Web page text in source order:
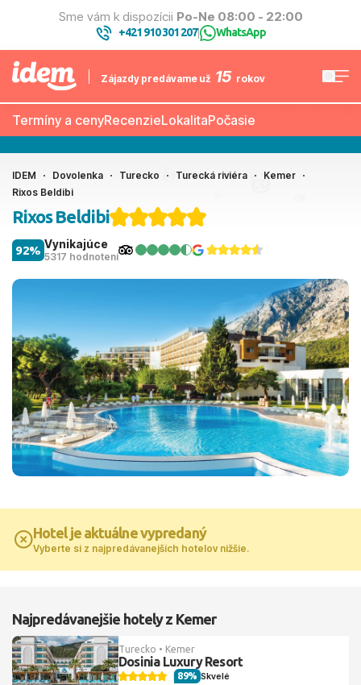
Sme vám k dispozícii Po-Ne 08:00 - 22:00
+421 910 301 207| WhatsApp
Zájazdy predávame už 15 rokov
Termíny a cenyRecenzieLokalitaPočasie
IDEM Dovolenka Turecko Turecká riviéra
Kemer
Rixos Beldibi
Rixos Beldibi
Vynikajúce
5317 hodnotení
92%
Hotel je aktuálne vypredaný
Vyberte si z najpredávanejších hotelov nižšie.
Najpredávanejšie hotely z Kemer
Turecko • Kemer
Dosinia Luxury Resort
Skvelé
89%